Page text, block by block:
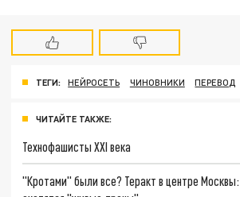
ТЕГИ: НЕЙРОСЕТЬ ЧИНОВНИКИ ПЕРЕВОД
ЧИТАЙТЕ ТАКЖЕ:
Технофашисты XXI века
"Кротами" были все? Теракт в центре Москвы: